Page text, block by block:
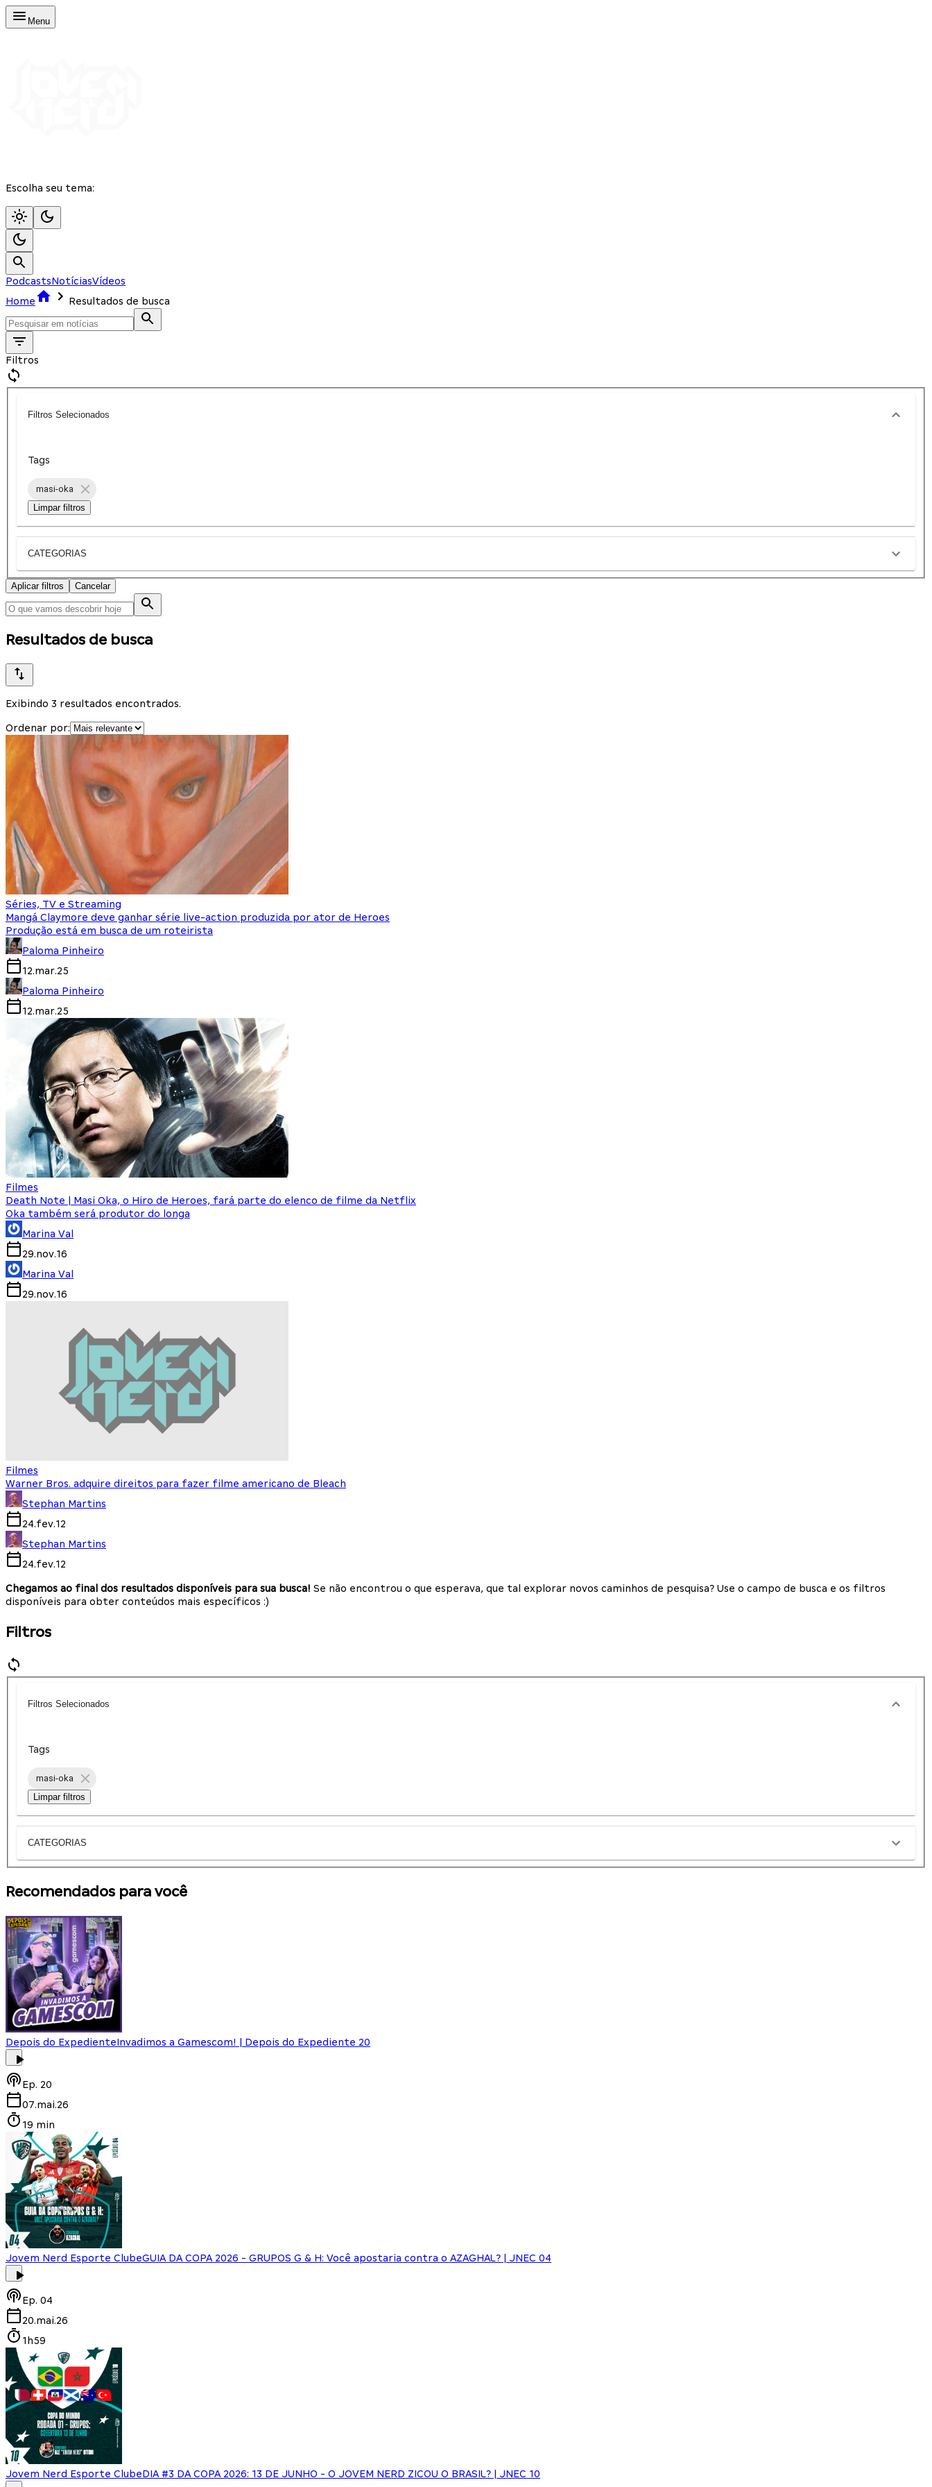
Menu
Escolha seu tema:
PodcastsNotíciasVídeos
Home
Resultados de busca
Filtros
Filtros Selecionados
Tags
masi-oka
Limpar filtros
CATEGORIAS
Aplicar filtros Cancelar
Resultados de busca
Exibindo 3 resultados encontrados.
Ordenar por:
Séries, TV e Streaming
Mangá Claymore deve ganhar série live-action produzida por ator de Heroes
Produção está em busca de um roteirista
Paloma Pinheiro
12.mar.25
Paloma Pinheiro
12.mar.25
Filmes
Death Note | Masi Oka, o Hiro de Heroes, fará parte do elenco de filme da Netflix
Oka também será produtor do longa
Marina Val
29.nov.16
Marina Val
29.nov.16
Filmes
Warner Bros. adquire direitos para fazer filme americano de Bleach
Stephan Martins
24.fev.12
Stephan Martins
24.fev.12
Chegamos ao final dos resultados disponíveis para sua busca! Se não encontrou o que esperava, que tal explorar novos caminhos de pesquisa? Use o campo de busca e os filtros
disponíveis para obter conteúdos mais específicos :)
Filtros
Filtros Selecionados
Tags
masi-oka
Limpar filtros
CATEGORIAS
Recomendados para você
Depois do ExpedienteInvadimos a Gamescom! | Depois do Expediente 20
Ep. 20
07.mai.26
19 min
Jovem Nerd Esporte ClubeGUIA DA COPA 2026 - GRUPOS G & H: Você apostaria contra o AZAGHAL? | JNEC 04
Ep. 04
20.mai.26
1h59
Jovem Nerd Esporte ClubeDIA #3 DA COPA 2026: 13 DE JUNHO - O JOVEM NERD ZICOU O BRASIL? | JNEC 10